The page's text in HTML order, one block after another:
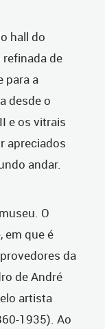
hall do
de
para a
desde o
e os vitrais
apreciados
andar.
O
em que é
da
de André
artista
1935). Ao